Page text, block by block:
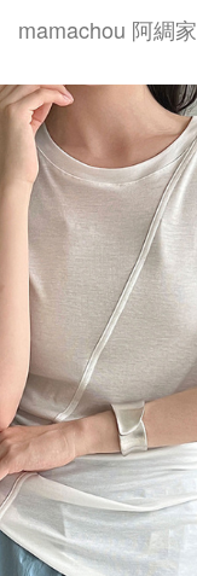
mamachou 阿綢家